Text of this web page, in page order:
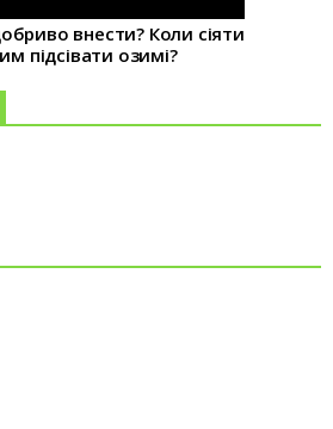
внести? Коли сіяти
підсівати озимі?